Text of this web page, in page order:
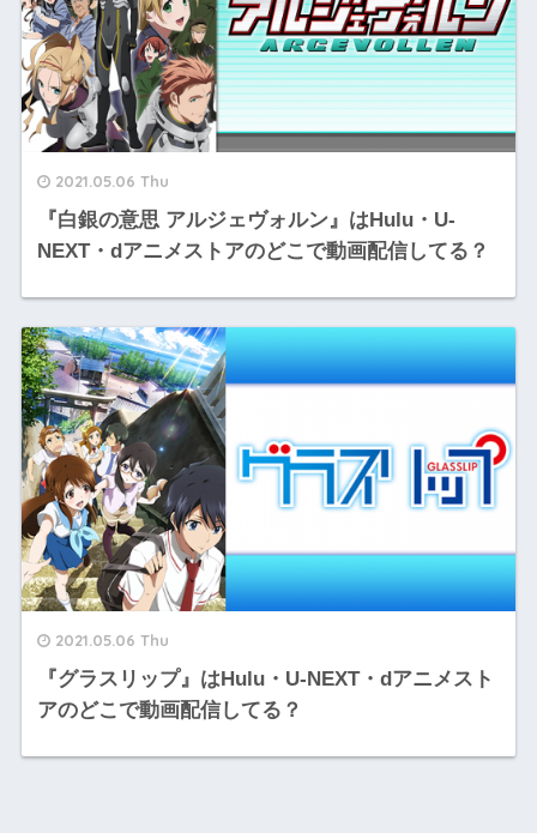
2021.05.06 Thu
『白銀の意思 アルジェヴォルン』はHulu・U-
NEXT・dアニメストアのどこで動画配信してる？
2021.05.06 Thu
『グラスリップ』はHulu・U-NEXT・dアニメスト
アのどこで動画配信してる？